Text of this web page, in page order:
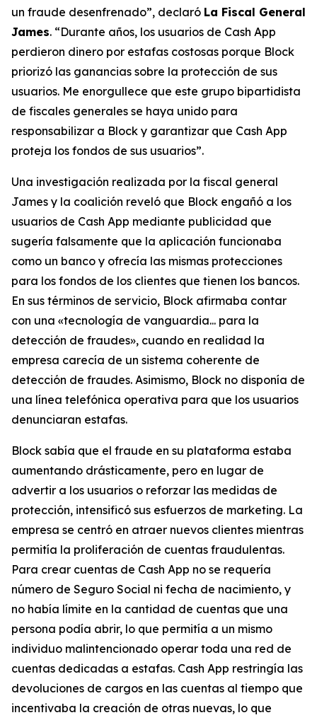
un fraude desenfrenado”, declaró La Fiscal General
James. “Durante años, los usuarios de Cash App
perdieron dinero por estafas costosas porque Block
priorizó las ganancias sobre la protección de sus
usuarios. Me enorgullece que este grupo bipartidista
de fiscales generales se haya unido para
responsabilizar a Block y garantizar que Cash App
proteja los fondos de sus usuarios”.
Una investigación realizada por la fiscal general
James y la coalición reveló que Block engañó a los
usuarios de Cash App mediante publicidad que
sugería falsamente que la aplicación funcionaba
como un banco y ofrecía las mismas protecciones
para los fondos de los clientes que tienen los bancos.
En sus términos de servicio, Block afirmaba contar
con una «tecnología de vanguardia... para la
detección de fraudes», cuando en realidad la
empresa carecía de un sistema coherente de
detección de fraudes. Asimismo, Block no disponía de
una línea telefónica operativa para que los usuarios
denunciaran estafas.
Block sabía que el fraude en su plataforma estaba
aumentando drásticamente, pero en lugar de
advertir a los usuarios o reforzar las medidas de
protección, intensificó sus esfuerzos de marketing. La
empresa se centró en atraer nuevos clientes mientras
permitía la proliferación de cuentas fraudulentas.
Para crear cuentas de Cash App no ​​se requería
número de Seguro Social ni fecha de nacimiento, y
no había límite en la cantidad de cuentas que una
persona podía abrir, lo que permitía a un mismo
individuo malintencionado operar toda una red de
cuentas dedicadas a estafas. Cash App restringía las
devoluciones de cargos en las cuentas al tiempo que
incentivaba la creación de otras nuevas, lo que